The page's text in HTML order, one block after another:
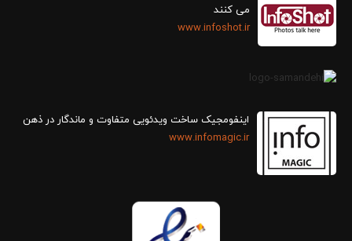
می کنند
www.infoshot.ir
اینفومجیک ساخت ویدئویی متفاوت و ماندگار در ذهن
www.infomagic.ir